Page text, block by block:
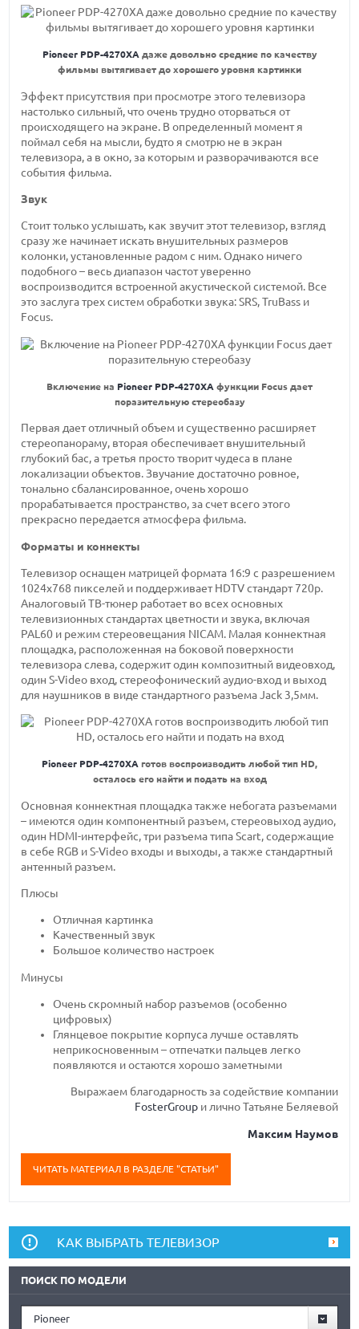
Pioneer PDP-4270XA даже довольно средние по качеству
фильмы вытягивает до хорошего уровня картинки
Эффект присутствия при просмотре этого телевизора
настолько сильный, что очень трудно оторваться от
происходящего на экране. В определенный момент я
поймал себя на мысли, будто я смотрю не в экран
телевизора, а в окно, за которым и разворачиваются все
события фильма.
Звук
Стоит только услышать, как звучит этот телевизор, взгляд
сразу же начинает искать внушительных размеров
колонки, установленные радом с ним. Однако ничего
подобного – весь диапазон частот уверенно
воспроизводится встроенной акустической системой. Все
это заслуга трех систем обработки звука: SRS, TruBass и
Focus.
Включение на Pioneer PDP-4270XA функции Focus дает
поразительную стереобазу
Первая дает отличный объем и существенно расширяет
стереопанораму, вторая обеспечивает внушительный
глубокий бас, а третья просто творит чудеса в плане
локализации объектов. Звучание достаточно ровное,
тонально сбалансированное, очень хорошо
прорабатывается пространство, за счет всего этого
прекрасно передается атмосфера фильма.
Форматы и коннекты
Телевизор оснащен матрицей формата 16:9 с разрешением
1024х768 пикселей и поддерживает HDTV стандарт 720p.
Аналоговый ТВ-тюнер работает во всех основных
телевизионных стандартах цветности и звука, включая
PAL60 и режим стереовещания NICAM. Малая коннектная
площадка, расположенная на боковой поверхности
телевизора слева, содержит один композитный видеовход,
один S-Video вход, стереофонический аудио-вход и выход
для наушников в виде стандартного разъема Jack 3,5мм.
Pioneer PDP-4270XA готов воспроизводить любой тип HD,
осталось его найти и подать на вход
Основная коннектная площадка также небогата разъемами
– имеются один компонентный разъем, стереовыход аудио,
один HDMI-интерфейс, три разъема типа Scart, содержащие
в себе RGB и S-Video входы и выходы, а также стандартный
антенный разъем.
Плюсы
Отличная картинка
Качественный звук
Большое количество настроек
Минусы
Очень скромный набор разъемов (особенно
цифровых)
Глянцевое покрытие корпуса лучше оставлять
неприкосновенным – отпечатки пальцев легко
появляются и остаются хорошо заметными
Выражаем благодарность за содействие компании
FosterGroupи лично Татьяне Беляевой
Максим Наумов
ЧИТАТЬ МАТЕРИАЛ В РАЗДЕЛЕ "СТАТЬИ"
КАК ВЫБРАТЬ ТЕЛЕВИЗОР
ПОИСК ПО МОДЕЛИ
Pioneer